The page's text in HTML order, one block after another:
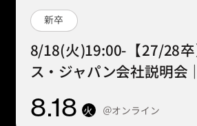
新卒
8/18(火)19:00-【27/28
ス・ジャパン会社説明会
8.18 火 ＠オンライン